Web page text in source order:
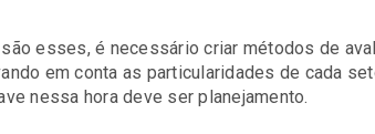
esses, é necessário criar métodos de
em conta as particularidades de cada
nessa hora deve ser planejamento.